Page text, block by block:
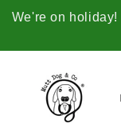
We're on
para o